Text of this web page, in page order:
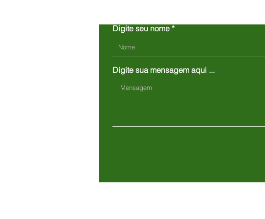
Digite seu nome
Digite sua mensagem aqui ...